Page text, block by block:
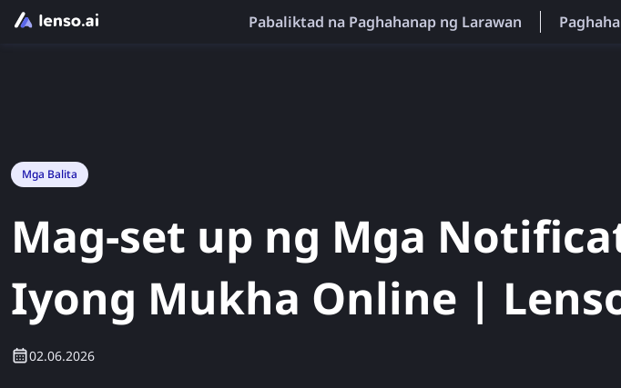
Pabaliktad na Paghahanap ng Larawan
Mga Balita
Mag-set up ng Mga
Iyong Mukha Online |
02.06.2026